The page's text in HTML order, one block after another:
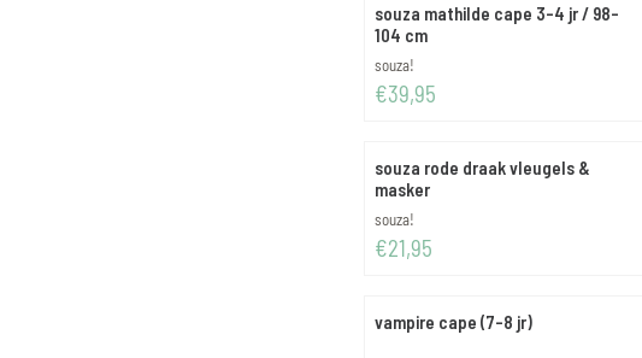
souza mathilde cape 3-4 jr / 98-
104 cm
Merk:
souza!
Prijs: 39,95
€39,95
souza rode draak vleugels &
masker
Merk:
souza!
Prijs: 21,95
€21,95
vampire cape (7-8 jr)